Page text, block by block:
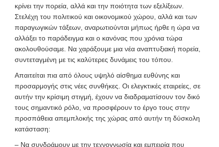
κρίνει την πορεία, αλλά και την ποιότητα των εξελίξεων.
Στελέχη του πολιτικού και οικονομικού χώρου, αλλά και των
παραγωγικών τάξεων, αναρωτιούνται μήπως ήρθε η ώρα να
αλλάξει το παράδειγμα και ο κανόνας που χρόνια τώρα
ακολουθούσαμε. Να χαράξουμε μια νέα αναπτυξιακή πορεία,
συντεταγμένη με τις καλύτερες δυνάμεις του τόπου.
Απαιτείται πια από όλους υψηλό αίσθημα ευθύνης και
προσαρμογής στις νέες συνθήκες. Οι ελεγκτικές εταιρείες, σε
αυτήν την κρίσιμη στιγμή, έχουν να διαδραματίσουν τον δικό
τους σημαντικό ρόλο, να προσφέρουν το έργο τους στην
προσπάθεια απεμπλοκής της χώρας από αυτήν τη δύσκολη
κατάσταση:
– Να συνδράμουν με την τεχνογνωσία και εμπειρία που